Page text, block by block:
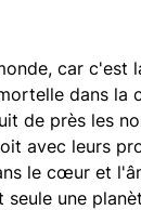
car c'est
dans la
de près les
avec leurs
le cœur et
une